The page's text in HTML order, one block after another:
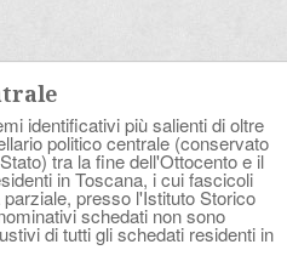
identificativi più salienti di oltre
politico centrale (conservato
tra la fine dell'Ottocento e il
in Toscana, i cui fascicoli
presso l'Istituto Storico
schedati non sono
di tutti gli schedati residenti in